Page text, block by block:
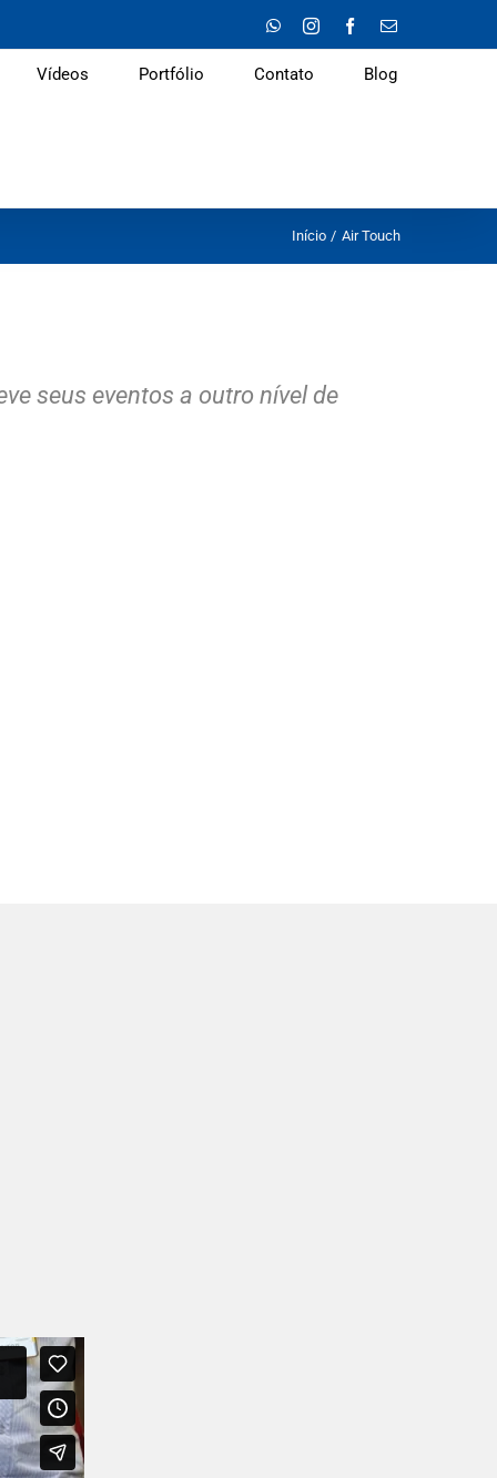
WhatsAppInstagramFacebook
E-
Vídeos Portfólio Contato Blog
Início Air Touch
seus eventos a outro nível de